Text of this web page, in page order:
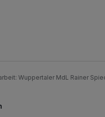
Wuppertaler MdL Rainer